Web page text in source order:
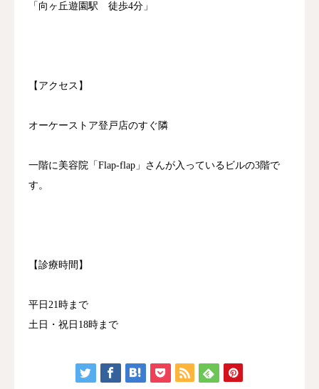
「向ヶ丘遊園駅 徒歩4分」
【アクセス】
オーケーストア登戸店のすぐ隣
一階に美容院「Flap-flap」さんが入っているビルの3階で
す。
【診療時間】
平日21時まで
土日・祝日18時まで